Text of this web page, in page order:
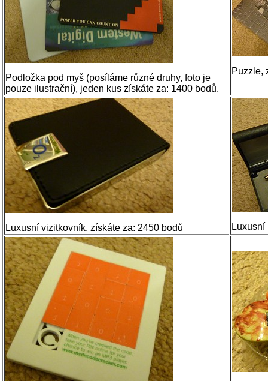
Podložka pod myš (posíláme různé druhy, foto je
pouze ilustrační), jeden kus získáte za: 1400 bodů.
Puzzle,
Luxusní vizitkovník, získáte za: 2450 bodů Luxusní